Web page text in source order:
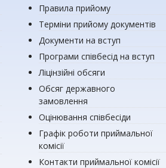
Правила прийому
Терміни прийому документів
Документи на вступ
Програми співбесід на вступ
Ліцінзійні обсяги
Обсяг державного
замовлення
Оцінювання співбесіди
Графік роботи приймальної
комісії
Контакти приймальної комісії